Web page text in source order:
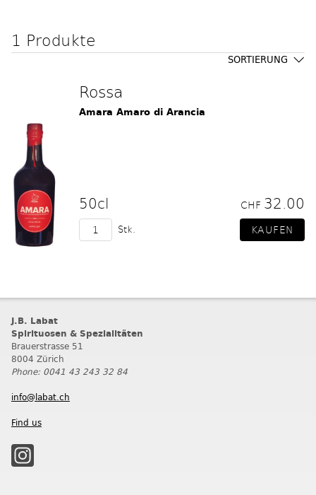
1 Produkte
SORTIERUNG
Rossa
Amara Amaro di Arancia
50cl CHF 32.00
Stk.
J.B. Labat
Spirituosen & Spezialitäten
Brauerstrasse 51
8004 Zürich
Phone: 0041 43 243 32 84
info@labat.ch
Find us